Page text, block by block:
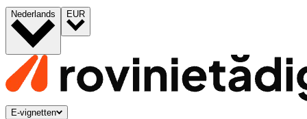
Nederlands EUR
E-vignetten